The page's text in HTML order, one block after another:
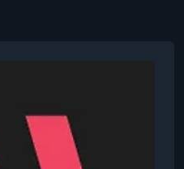
Black Swan Variation
Pas de Deux